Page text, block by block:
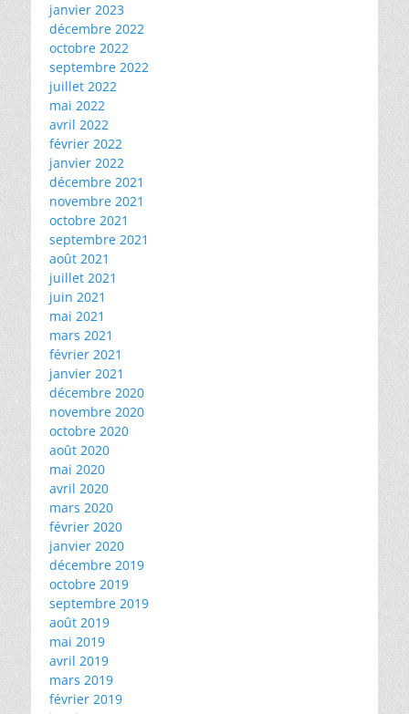
janvier 2023
décembre 2022
octobre 2022
septembre 2022
juillet 2022
mai 2022
avril 2022
février 2022
janvier 2022
décembre 2021
novembre 2021
octobre 2021
septembre 2021
août 2021
juillet 2021
juin 2021
mai 2021
mars 2021
février 2021
janvier 2021
décembre 2020
novembre 2020
octobre 2020
août 2020
mai 2020
avril 2020
mars 2020
février 2020
janvier 2020
décembre 2019
octobre 2019
septembre 2019
août 2019
mai 2019
avril 2019
mars 2019
février 2019